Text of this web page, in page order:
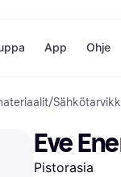
Kaupat
Gigantti
H&M
Peten
App Ohje
/
Eve
Pistorasia